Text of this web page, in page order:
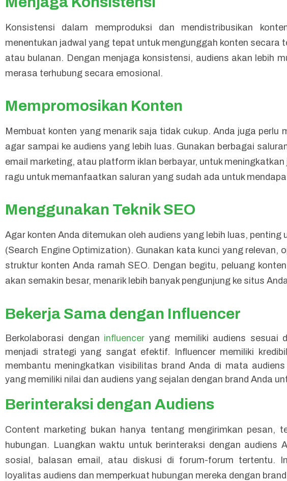
Konsistensi dalam memproduksi dan mendistribusikan
menentukan jadwal yang tepat untuk mengunggah konten secara
atau bulanan. Dengan menjaga konsistensi, audiens akan lebih
merasa terhubung secara emosional.
Mempromosikan Konten
Membuat konten yang menarik saja tidak cukup. Anda juga perlu
agar sampai ke audiens yang lebih luas. Gunakan berbagai
email marketing, atau platform iklan berbayar, untuk
ragu untuk memanfaatkan saluran yang sudah ada untuk
Menggunakan Teknik SEO
Agar konten Anda ditemukan oleh audiens yang lebih luas,
(Search Engine Optimization). Gunakan kata kunci yang relevan,
struktur konten Anda ramah SEO. Dengan begitu, peluang
akan semakin besar, menarik lebih banyak pengunjung ke situs
Bekerja Sama dengan Influencer
Berkolaborasi dengan influencer yang memiliki audiens sesuai
menjadi strategi yang sangat efektif. Influencer memiliki
membantu meningkatkan visibilitas brand Anda di mata
yang memiliki nilai dan audiens yang sejalan dengan brand Anda
Berinteraksi dengan Audiens
Content marketing bukan hanya tentang mengirimkan pesan,
hubungan. Luangkan waktu untuk berinteraksi dengan audiens
sosial, balasan email, atau diskusi di forum-forum tertentu.
loyalitas audiens dan memperkuat hubungan mereka dengan